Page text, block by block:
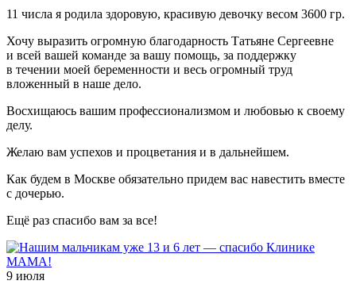
11 числа я родила здоровую, красивую девочку весом 3600 гр.
Хочу выразить огромную благодарность Татьяне Сергеевне
и всей вашей команде за вашу помощь, за поддержку
в течении моей беременности и весь огромный труд
вложенный в наше дело.
Восхищаюсь вашим профессионализмом и любовью к своему
делу.
Желаю вам успехов и процветания и в дальнейшем.
Как будем в Москве обязательно придем вас навестить вместе
с дочерью.
Ещё раз спасибо вам за все!
9 июля